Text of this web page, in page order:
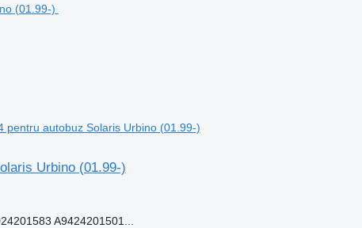
pentru autobuz Solaris Urbino (01.99-)
Urbino (01.99-)
A9424201501...